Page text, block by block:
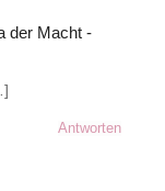
der Macht -
Antworten